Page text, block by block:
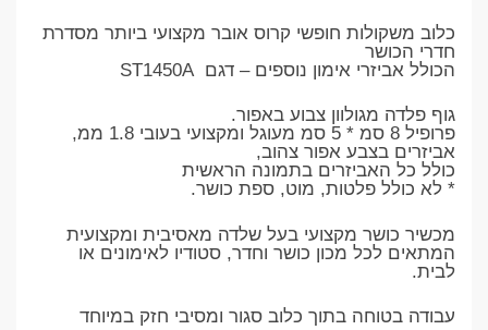
כלוב משקולות חופשי קרוס אובר מקצועי ביותר מסדרת
חדרי הכושר
הכולל אביזרי אימון נוספים – דגם ST1450A
גוף פלדה מגולוון צבוע באפור.
פרופיל 8 סמ * 5 סמ מעוגל ומקצועי בעובי 1.8 ממ,
אביזרים בצבע אפור צהוב,
כולל כל האביזרים בתמונה הראשית
* לא כולל פלטות, מוט, ספת כושר.
מכשיר כושר מקצועי בעל שלדה מאסיבית ומקצועית
המתאים לכל מכון כושר וחדר, סטודיו לאימונים או
לבית.
עבודה בטוחה בתוך כלוב סגור ומסיבי חזק במיוחד